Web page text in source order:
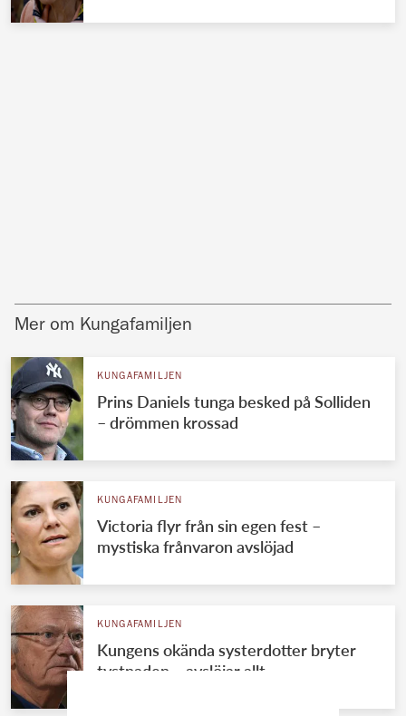
Mer om Kungafamiljen
KUNGAFAMILJEN
Prins Daniels tunga besked på Solliden
– drömmen krossad
KUNGAFAMILJEN
Victoria flyr från sin egen fest –
mystiska frånvaron avslöjad
KUNGAFAMILJEN
Kungens okända systerdotter bryter
tystnaden – avslöjar allt